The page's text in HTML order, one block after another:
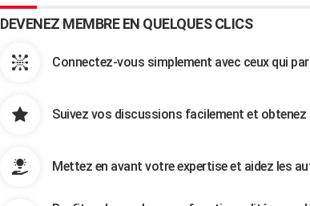
DEVENEZ MEMBRE EN QUELQUES CLICS
Connectez-vous simplement avec ceux qui
Suivez vos discussions facilement et obtenez
Mettez en avant votre expertise et aidez les